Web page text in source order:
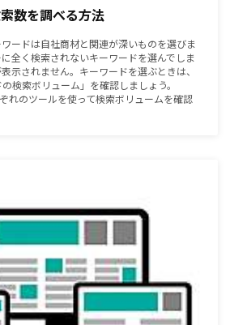
数を調べる方法
ードは自社商材と関連が深いものを選びま
全く検索されないキーワードを選んでしま
示されません。キーワードを選ぶときは、
検索ボリューム」を確認しましょう。
れのツールを使って検索ボリュームを確認